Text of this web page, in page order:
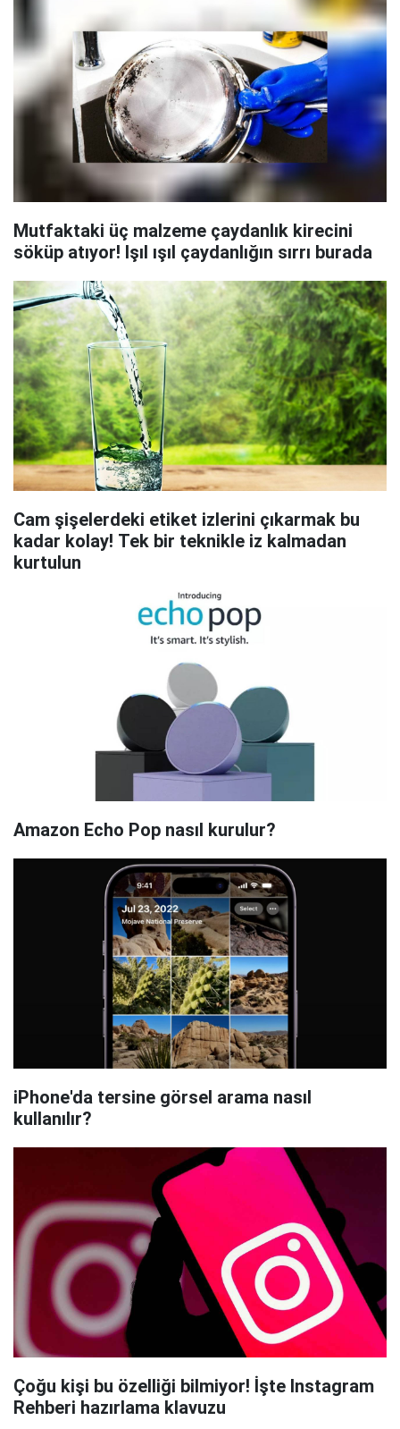
Mutfaktaki üç malzeme çaydanlık kirecini
söküp atıyor! Işıl ışıl çaydanlığın sırrı burada
Cam şişelerdeki etiket izlerini çıkarmak bu
kadar kolay! Tek bir teknikle iz kalmadan
kurtulun
Amazon Echo Pop nasıl kurulur?
iPhone'da tersine görsel arama nasıl
kullanılır?
Çoğu kişi bu özelliği bilmiyor! İşte Instagram
Rehberi hazırlama klavuzu